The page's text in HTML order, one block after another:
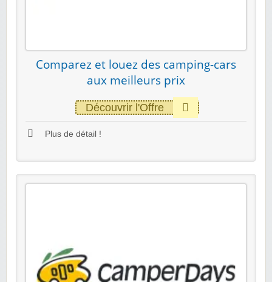
Comparez et louez des camping-cars
aux meilleurs prix
Découvrir l'Offre
Plus de détail !